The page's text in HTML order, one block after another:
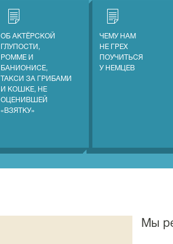
ОБ АКТЁРСКОЙ
ГЛУПОСТИ,
РОММЕ И
БАНИОНИСЕ,
ТАКСИ ЗА ГРИБАМИ
И КОШКЕ, НЕ
ОЦЕНИВШЕЙ
«ВЗЯТКУ»
ЧЕМУ НАМ
НЕ ГРЕХ
ПОУЧИТЬСЯ
У НЕМЦЕВ
Мы